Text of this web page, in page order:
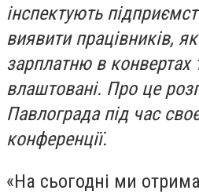
інспектують
виявити працівників,
зарплатню в конвертах
влаштовані. Про це
Павлограда під час
конференції.
«На сьогодні ми